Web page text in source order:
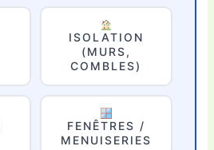
ISOLATION
(MURS,
COMBLES)
FENÊTRES /
MENUISERIES